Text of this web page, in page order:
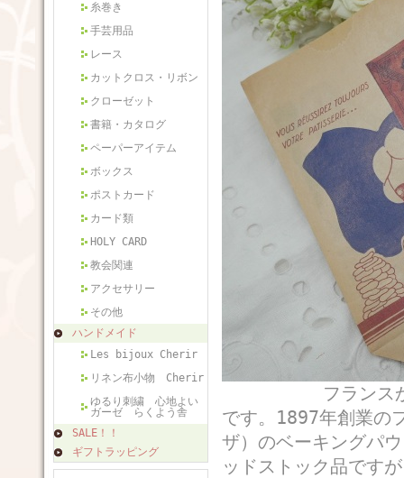
糸巻き
手芸用品
レース
カットクロス・リボン
クローゼット
書籍・カタログ
ペーパーアイテム
ボックス
ポストカード
カード類
HOLY CARD
教会関連
アクセサリー
その他
ハンドメイド
Les bijoux Cherir
リネン布小物 Cherir
ゆるり刺繍 心地よい
ガーゼ らくよう舎
SALE！！
ギフトラッピング
フランスから届
です。1897年創業の
ザ）のベーキングパ
ッドストック品です